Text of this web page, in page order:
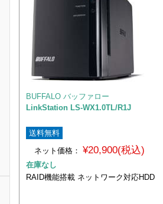
BUFFALO バッファロー
LinkStation LS-WX1.0TL/R1J
送料無料
ネット価格：
¥20,900(税込)
在庫なし
RAID機能搭載 ネットワーク対応HDD